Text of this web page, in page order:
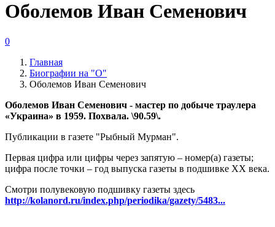
Оболемов Иван Семенович
0
Главная
Биографии на "О"
Оболемов Иван Семенович
Оболемов Иван Семенович - мастер по добыче траулера
«Украина» в 1959. Похвала. \90.59\.
Публикации в газете "Рыбный Мурман".
Первая цифра или цифры через запятую – номер(а) газеты;
цифра после точки – год выпуска газеты в подшивке ХХ века.
Смотри полувековую подшивку газеты здесь
http://kolanord.ru/index.php/periodika/gazety/5483...